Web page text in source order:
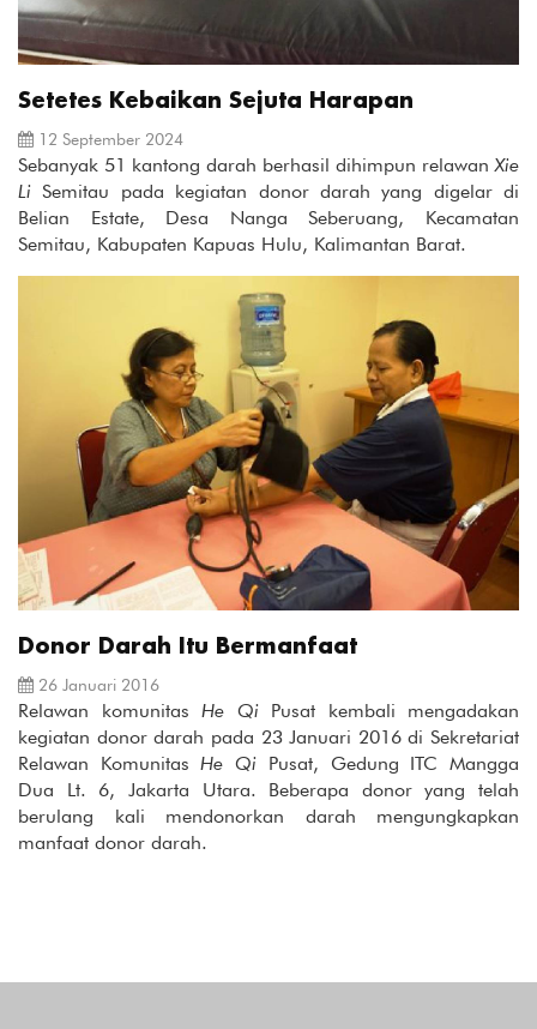
Setetes Kebaikan Sejuta Harapan
12 September 2024
Sebanyak 51 kantong darah berhasil dihimpun relawanXie
Li Semitau pada kegiatan donor darah yang digelar di
Belian Estate, Desa Nanga Seberuang, Kecamatan
Semitau, Kabupaten Kapuas Hulu, Kalimantan Barat.
Donor Darah Itu Bermanfaat
26 Januari 2016
Relawan komunitas He Qi Pusat kembali mengadakan
kegiatan donor darah pada 23 Januari 2016 di Sekretariat
Relawan KomunitasHe Qi Pusat, Gedung ITC Mangga
Dua Lt. 6, Jakarta Utara. Beberapa donor yang telah
berulang kali mendonorkan darah mengungkapkan
manfaat donor darah.